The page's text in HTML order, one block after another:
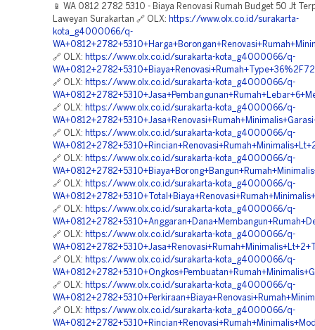
📱 WA 0812 2782 5310 - Biaya Renovasi Rumah Budget 50 Jt
Laweyan Surakartan 🔗 OLX: https://www.olx.co.id/surakarta-
kota_g4000066/q-
🔗 OLX: https://www.olx.co.id/surakarta-kota_g4000066/q-
🔗 OLX: https://www.olx.co.id/surakarta-kota_g4000066/q-
🔗 OLX: https://www.olx.co.id/surakarta-kota_g4000066/q-
🔗 OLX: https://www.olx.co.id/surakarta-kota_g4000066/q-
🔗 OLX: https://www.olx.co.id/surakarta-kota_g4000066/q-
🔗 OLX: https://www.olx.co.id/surakarta-kota_g4000066/q-
🔗 OLX: https://www.olx.co.id/surakarta-kota_g4000066/q-
🔗 OLX: https://www.olx.co.id/surakarta-kota_g4000066/q-
🔗 OLX: https://www.olx.co.id/surakarta-kota_g4000066/q-
🔗 OLX: https://www.olx.co.id/surakarta-kota_g4000066/q-
🔗 OLX: https://www.olx.co.id/surakarta-kota_g4000066/q-